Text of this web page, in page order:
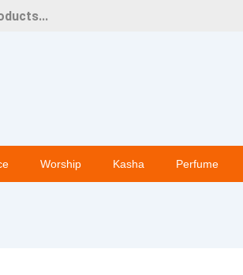
Worship Kasha Perfume